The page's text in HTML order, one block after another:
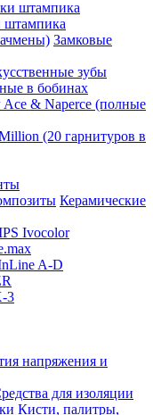
штампика
Замковые
зубы
в бобинах
Ace & Naperce (полные
(20 гарнитуров в
Керамические
Ivocolor
A-D
3
напряжения и
для изоляции
Кисти, палитры,